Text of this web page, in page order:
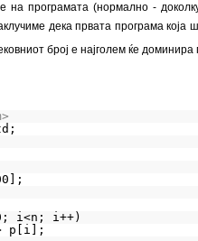
програмата (нормално -
дека првата програма
број е најголем ќе
i<n; i++)
p[i];